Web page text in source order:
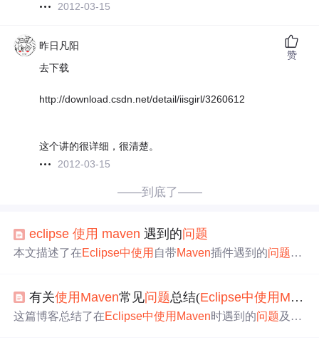
2012-03-15
昨日凡阳
去下载
http://download.csdn.net/detail/iisgirl/3260612
这个讲的很详细，很清楚。
2012-03-15
赞
——到底了——
eclipse 使用 maven 遇到的问题
本文描述了在Eclipse中使用 自带Maven插件遇到的问题，
特定参数进行 Maven打包和Jetty启动的方法。
有关使用 Maven常见问题总结(Eclipse中使用 Maven
这篇博客总结了在Eclipse中使用 Maven时遇到的问题及其